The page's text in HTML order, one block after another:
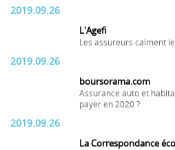
2019.09.26
L'Agefi
Les assureurs calment
2019.09.26
boursorama.com
Assurance auto et
payer en 2020 ?
2019.09.26
La Correspondance